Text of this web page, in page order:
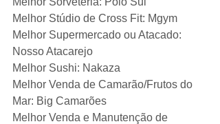
Melhor Stúdio de Cross Fit: Mgym
Melhor Supermercado ou Atacado:
Nosso Atacarejo
Melhor Sushi: Nakaza
Melhor Venda de Camarão/Frutos do
Mar: Big Camarões
Melhor Venda e Manutenção de